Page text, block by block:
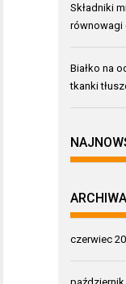
Składniki
równowagi
Białko na
tkanki
ARCHIWA
czerwiec